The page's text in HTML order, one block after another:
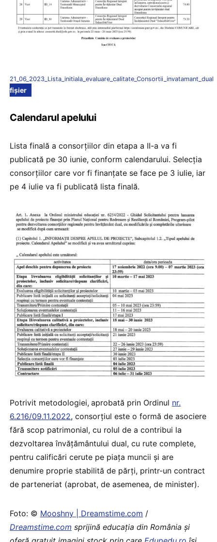
21_06_2023_Lista_initiala_evaluare_calitate_Consortii_invatamant_dual
fișier
Calendarul apelului
Lista finală a consorțiilor din etapa a II-a va fi
publicată pe 30 iunie, conform calendarului. Selecția
consorțiilor care vor fi finanțate se face pe 3 iulie, iar
pe 4 iulie va fi publicată lista finală.
Potrivit metodologiei, aprobată prin Ordinul nr.
6.216/09.11.2022, consorțiul este o formă de asociere
fără scop patrimonial, cu rolul de a contribui la
dezvoltarea învățământului dual, cu rute complete,
pentru calificări cerute pe piața muncii și are
denumire proprie stabilită de părți, printr-un contract
de parteneriat (aprobat, de asemenea, de minister).
Foto: © ​ Mooshny | Dreamstime.com /
Dreamstime.com sprijină educaţia din România şi